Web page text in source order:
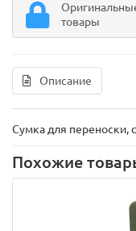
товары
Описание
Сумка для переноски,
Похожие